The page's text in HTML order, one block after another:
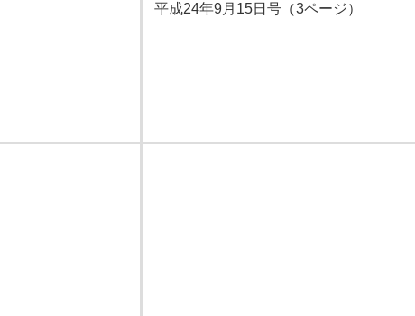
平成24年9月15日号（3ページ）